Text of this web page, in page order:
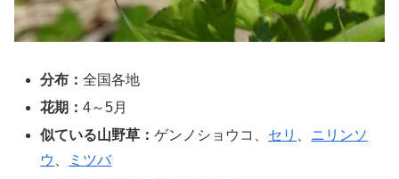
分布：全国各地
花期：4～5月
似ている山野草：ゲンノショウコ、 セリ 、 ニリンソ
ウ 、
ミツバ